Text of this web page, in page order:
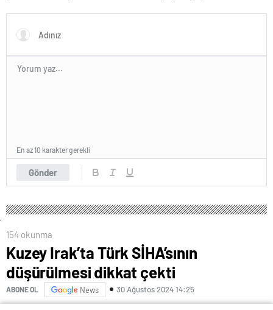
Gönder
En az 10 karakter gerekli
154 okunma
Kuzey Irak’ta Türk SİHA’sının
düşürülmesi dikkat çekti
ABONE OL News 30 Ağustos 2024 14:25